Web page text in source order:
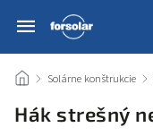
/ Solárne konštrukcie /
Hák strešný